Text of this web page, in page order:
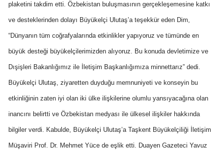
plaketini takdim etti. Özbekistan buluşmasının gerçekleşemesine katkı
ve desteklerinden dolayı Büyükelçi Ulutaş’a teşekkür eden Dim,
“Dünyanın tüm coğrafyalarında etkinlikler yapıyoruz ve tümünde en
büyük desteği büyükelçilerimizden alıyoruz. Bu konuda devletimize ve
Dışişleri Bakanlığımız ile İletişim Başkanlığımıza minnettarız” dedi.
Büyükelçi Ulutaş, ziyaretten duyduğu memnuniyeti ve konseyin bu
etkinliğinin zaten iyi olan iki ülke ilişkilerine olumlu yansıyacağına olan
inancını belirtti ve Özbekistan medyası ile ülkesel ilişkiler hakkında
bilgiler verdi. Kabulde, Büyükelçi Ulutaş’a Taşkent Büyükelçiliği İletişim
Müşaviri Prof. Dr. Mehmet Yüce de eşlik etti. Duayen Gazeteci Yavuz